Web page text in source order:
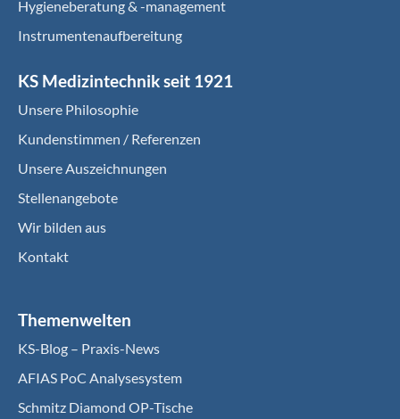
Hygieneberatung & -management
Instrumentenaufbereitung
KS Medizintechnik seit 1921
Unsere Philosophie
Kundenstimmen / Referenzen
Unsere Auszeichnungen
Stellenangebote
Wir bilden aus
Kontakt
Themenwelten
KS-Blog – Praxis-News
AFIAS PoC Analysesystem
Schmitz Diamond OP-Tische